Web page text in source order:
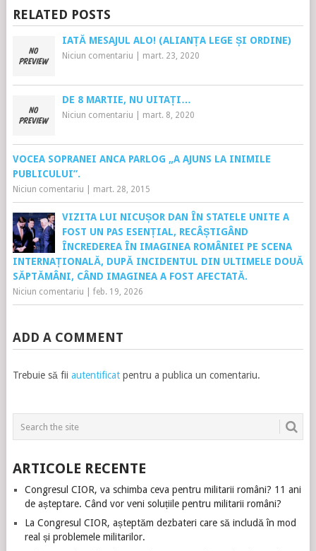
RELATED POSTS
IATĂ MESAJUL ALO! (ALIANȚA LEGE ȘI ORDINE)
Niciun comentariu mart. 23, 2020
DE 8 MARTIE, NU UITAȚI…
Niciun comentariu mart. 8, 2020
VOCEA SOPRANEI ANCA PARLOG „A AJUNS LA INIMILE
PUBLICULUI”.
Niciun comentariu mart. 28, 2015
VIZITA LUI NICUȘOR DAN ÎN STATELE UNITE A
FOST UN PAS ESENȚIAL, RECÂȘTIGÂND
ÎNCREDEREA ÎN IMAGINEA ROMÂNIEI PE SCENA
INTERNAȚIONALĂ, DUPĂ INCIDENTUL DIN ULTIMELE DOUĂ
SĂPTĂMÂNI, CÂND IMAGINEA A FOST AFECTATĂ.
Niciun comentariu feb. 19, 2026
ADD A COMMENT
Trebuie să fii autentificatpentru a publica un comentariu.
ARTICOLE RECENTE
Congresul CIOR, va schimba ceva pentru militarii români? 11 ani
de așteptare. Când vor veni soluțiile pentru militarii români?
La Congresul CIOR, așteptăm dezbateri care să includă în mod
real și problemele militarilor.